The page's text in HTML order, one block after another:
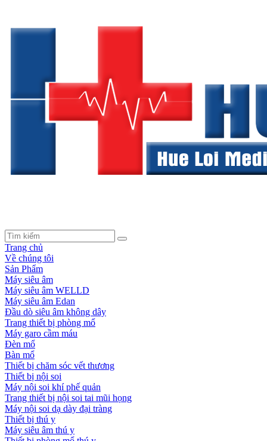
Trang chủ
Về chúng tôi
Sản Phẩm
Máy siêu âm
Máy siêu âm WELLD
Máy siêu âm Edan
Đầu dò siêu âm không dây
Trang thiết bị phòng mổ
Máy garo cầm máu
Đèn mổ
Bàn mổ
Thiết bị chăm sóc vết thương
Thiết bị nội soi
Máy nội soi khí phế quản
Trang thiết bị nội soi tai mũi họng
Máy nội soi dạ dày đại tràng
Thiết bị thú y
Máy siêu âm thú y